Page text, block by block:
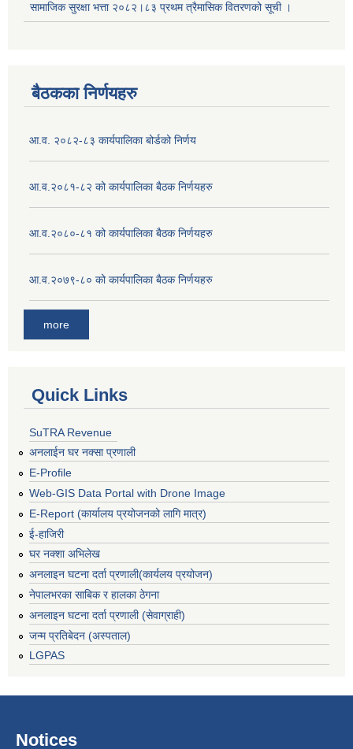
सामाजिक सुरक्षा भत्ता २०८२।८३ प्रथम त्रैमासिक वितरणको सूची ।
बैठकका निर्णयहरु
आ.व. २०८२-८३ कार्यपालिका बोर्डको निर्णय
आ.व.२०८१-८२ को कार्यपालिका बैठक निर्णयहरु
आ.व.२०८०-८१ को कार्यपालिका बैठक निर्णयहरु
आ.व.२०७९-८० को कार्यपालिका बैठक निर्णयहरु
more
Quick Links
SuTRA Revenue
अनलाईन घर नक्सा प्रणाली
E-Profile
Web-GIS Data Portal with Drone Image
E-Report (कार्यालय प्रयोजनको लागि मात्र)
ई-हाजिरी
घर नक्शा अभिलेख
अनलाइन घटना दर्ता प्रणाली(कार्यलय प्रयोजन)
नेपालभरका साबिक र हालका ठेगना
अनलाइन घटना दर्ता प्रणाली (सेवाग्राही)
जन्म प्रतिबेदन (अस्पताल)
LGPAS
Notices